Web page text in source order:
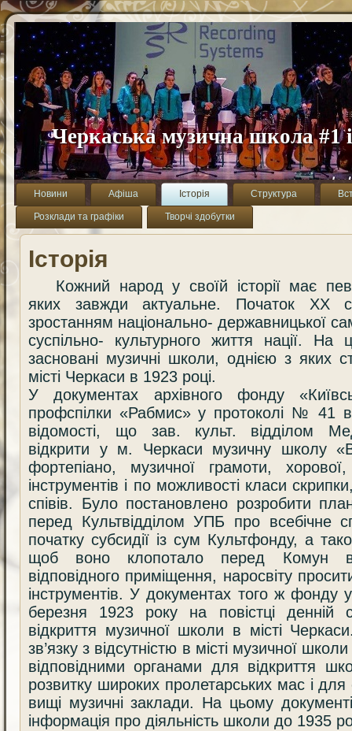
Черкаська музична школа
Новини Афіша Історія Структура
Розклади та графіки Творчі здобутки
Історія
Кожний народ у своїй історії має
яких завжди актуальне. Початок ХХ
зростанням національно- державницької
суспільно- культурного життя нації. На
засновані музичні школи, однією з яких
місті Черкаси в 1923 році.
У документах архівного фонду
профспілки «Рабмис» у протоколі № 41
відомості, що зав. культ. відділом
відкрити у м. Черкаси музичну школу
фортепіано, музичної грамоти,
інструментів і по можливості класи
співів. Було постановлено розробити
перед Культвідділом УПБ про всебічне
початку субсидії із сум Культфонду, а
щоб воно клопотало перед Комун
відповідного приміщення, наросвіту
інструментів. У документах того ж
березня 1923 року на повістці денній
відкриття музичної школи в місті
зв’язку з відсутністю в місті музичної
відповідними органами для відкриття
розвитку широких пролетарських мас і для
вищі музичні заклади. На цьому
інформація про діяльність школи до 1935